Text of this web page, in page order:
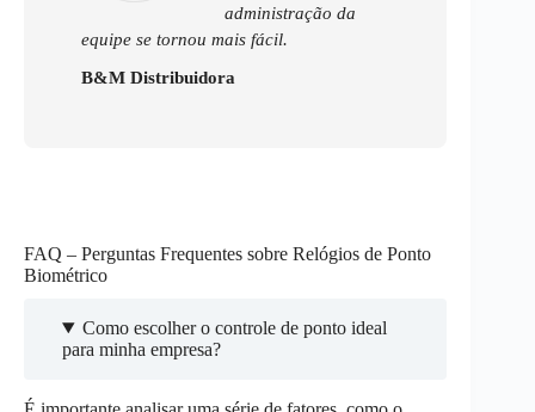
administração da
equipe se tornou mais fácil.
B&M Distribuidora
FAQ – Perguntas Frequentes sobre Relógios de Ponto
Biométrico
Como escolher o controle de ponto ideal
para minha empresa?